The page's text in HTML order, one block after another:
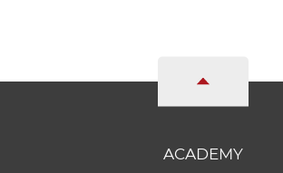
ACADEMY